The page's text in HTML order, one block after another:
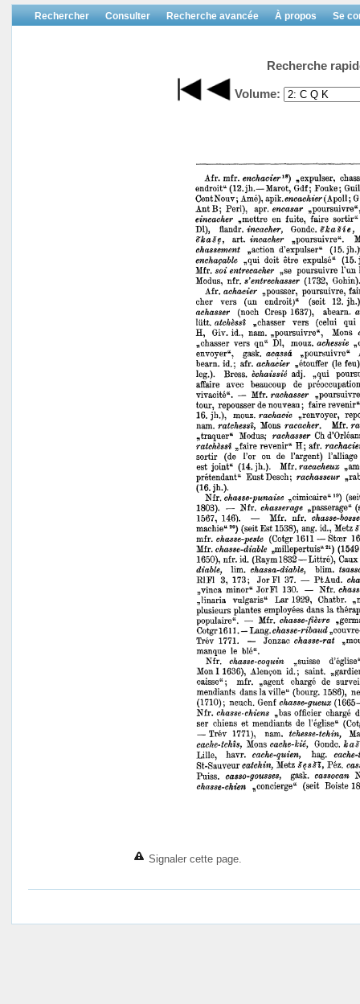
Rechercher Consulter Recherche avancée À propos Se
Recherche
Volume:
Signaler cette page.